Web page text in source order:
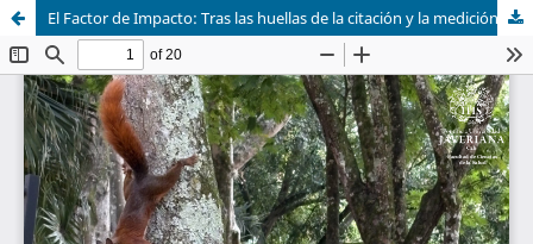
El Factor de Impacto: Tras las huellas de la citación y la medición de la calidad científica.